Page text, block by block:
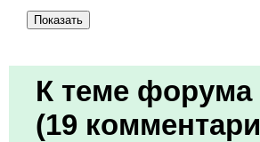
К теме форума
(19